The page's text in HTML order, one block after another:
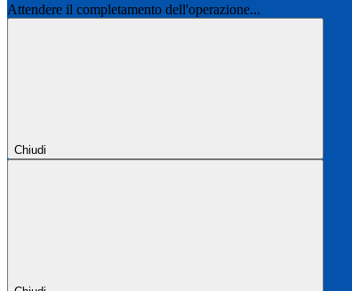
Attendere il completamento dell'operazione...
Chiudi